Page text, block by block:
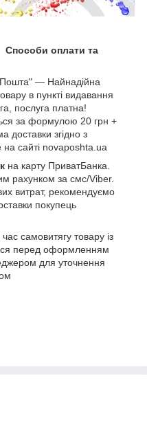
Способи оплати та
— Найнадійна
в пункті видавання
послуга платна!
за формулою 20 грн +
доставки згідно з
сайті novaposhta.ua
на карту ПриватБанка.
рахунком за смс/Viber.
витрат, рекомендуємо
покупець
самовитягу товару із
перед оформленням
для уточнення